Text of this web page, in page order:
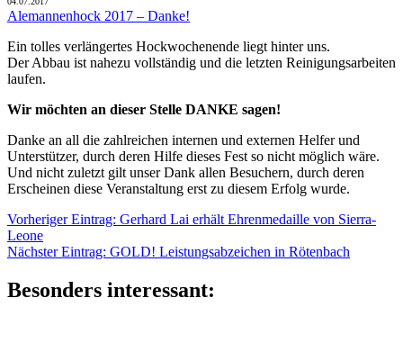
Alemannenhock 2017 – Danke!
Ein tolles verlängertes Hockwochenende liegt hinter uns.
Der Abbau ist nahezu vollständig und die letzten Reinigungsarbeiten
laufen.
Wir möchten an dieser Stelle DANKE sagen!
Danke an all die zahlreichen internen und externen Helfer und
Unterstützer, durch deren Hilfe dieses Fest so nicht möglich wäre.
Und nicht zuletzt gilt unser Dank allen Besuchern, durch deren
Erscheinen diese Veranstaltung erst zu diesem Erfolg wurde.
Beitragsnavigation
Vorheriger Eintrag: Vorheriger
Gerhard Lai erhält Ehrenmedaille von Sierra-
Leone
Nächster Eintrag: Nächster
GOLD! Leistungsabzeichen in Rötenbach
Besonders interessant: